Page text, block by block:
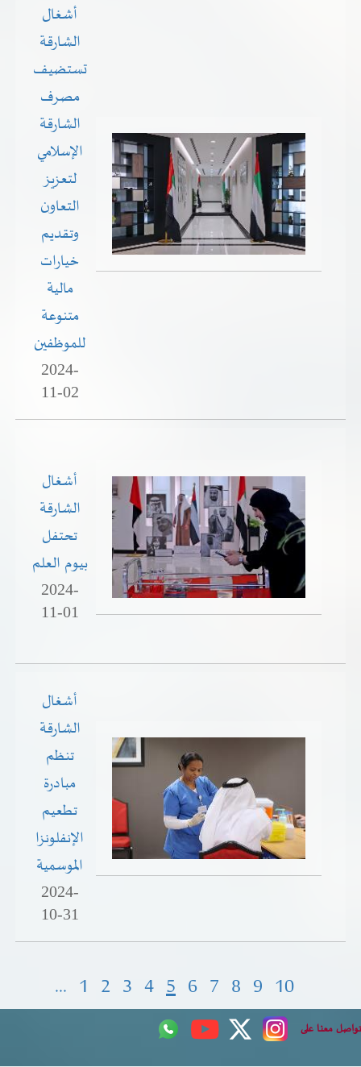
أشغال
الشارقة
تستضيف
مصرف
الشارقة
الإسلامي
لتعزيز
التعاون
وتقديم
خيارات
مالية
متنوعة
للموظفين
2024-
11-02
أشغال
الشارقة
تحتفل
بيوم العلم
2024-
11-01
أشغال
الشارقة
تنظم
مبادرة
تطعيم
الإنفلونزا
الموسمية
2024-
10-31
1 2 3 4 5 6 7 8 9 10
...
تواصل معنا على